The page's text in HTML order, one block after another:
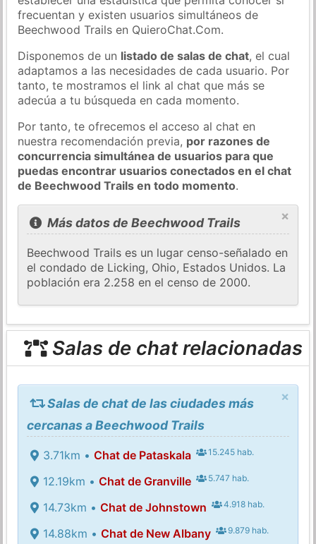
frecuentan y existen usuarios simultáneos de
Beechwood Trails en QuieroChat.Com.
Disponemos de un listado de salas de chat, el cual
adaptamos a las necesidades de cada usuario. Por
tanto, te mostramos el link al chat que más se
adecúa a tu búsqueda en cada momento.
Por tanto, te ofrecemos el acceso al chat en
nuestra recomendación previa, por razones de
concurrencia simultánea de usuarios para que
puedas encontrar usuarios conectados en el chat
de Beechwood Trails en todo momento.
×
Más datos de Beechwood Trails
Beechwood Trails es un lugar censo-señalado en
el condado de Licking, Ohio, Estados Unidos. La
población era 2.258 en el censo de 2000.
Salas de chat relacionadas
×
Salas de chat de las ciudades más
cercanas a Beechwood Trails
3.71km • Chat de Pataskala 15.245 hab.
12.19km • Chat de Granville 5.747 hab.
14.73km • Chat de Johnstown 4.918 hab.
14.88km • Chat de New Albany 9.879 hab.